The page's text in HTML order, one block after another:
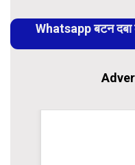
Reading
Whatsapp बटन